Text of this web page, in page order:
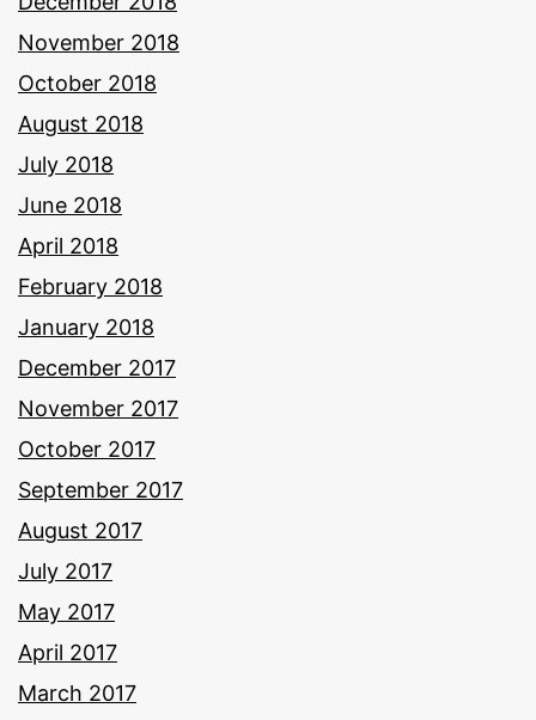
November 2018
October 2018
August 2018
July 2018
June 2018
April 2018
February 2018
January 2018
December 2017
November 2017
October 2017
September 2017
August 2017
July 2017
May 2017
April 2017
March 2017